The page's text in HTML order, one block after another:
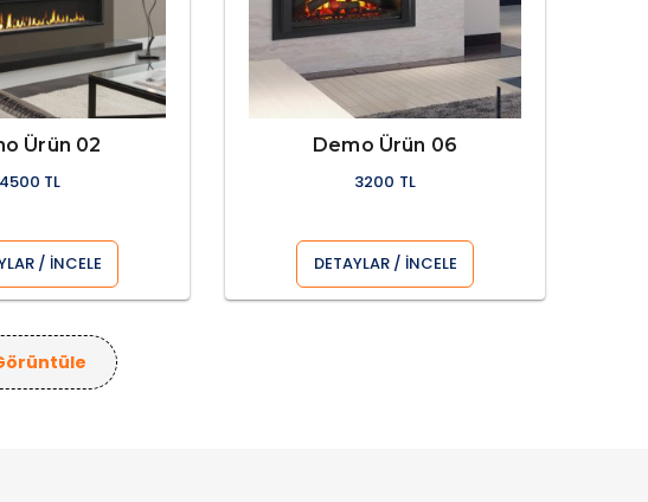
Ürün 02
4500 TL
/ İNCELE
Demo Ürün 06
3200 TL
DETAYLAR / İNCELE